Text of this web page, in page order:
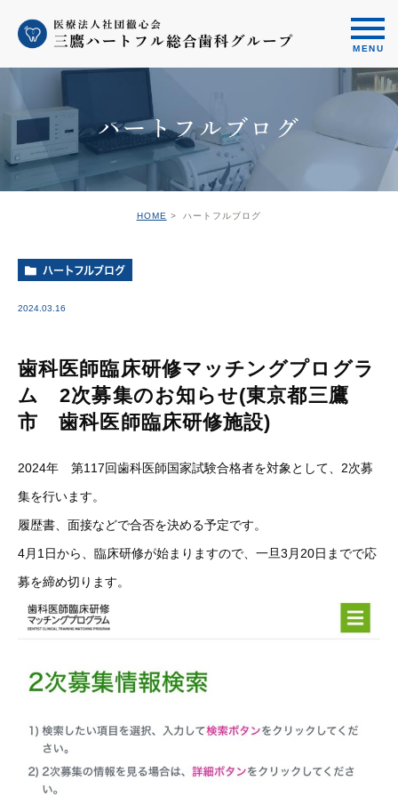
ハートフルブログ
HOME ハートフルブログ
ハートフルブログ
2024.03.16
歯科医師臨床研修マッチングプログラ
ム 2次募集のお知らせ(東京都三鷹
市 歯科医師臨床研修施設)
2024年 第117回歯科医師国家試験合格者を対象として、2次募
集を行います。
履歴書、面接などで合否を決める予定です。
4月1日から、臨床研修が始まりますので、一旦3月20日までで応
募を締め切ります。